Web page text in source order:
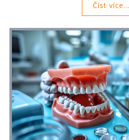
článku podrobně rozebírat.Číst více...